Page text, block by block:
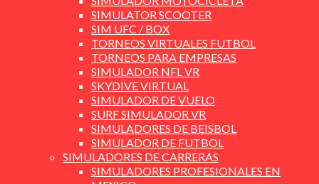
SIMULATOR SCOOTER
SIM UFC / BOX
TORNEOS VIRTUALES FUTBOL
TORNEOS PARA EMPRESAS
SIMULADOR NFL VR
SKYDIVE VIRTUAL
SIMULADOR DE VUELO
SURF SIMULADOR VR
SIMULADORES DE BEISBOL
SIMULADOR DE FUTBOL
SIMULADORES DE CARRERAS
SIMULADORES PROFESIONALES EN